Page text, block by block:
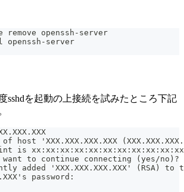
openssh-server
server
sshdを起動の上接続を試みたところ下記
host 'XXX.XXX.XXX.XXX
is
want to continue connecting (yes/no)?
added 'XXX.XXX.XXX.XXX' (RSA)
password: